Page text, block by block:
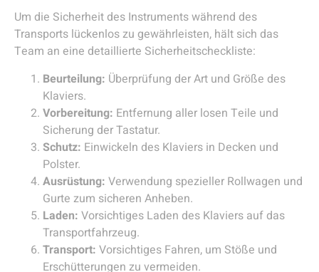
Um die Sicherheit des Instruments während des
Transports lückenlos zu gewährleisten, hält sich das
Team an eine detaillierte Sicherheitscheckliste:
Beurteilung: Überprüfung der Art und Größe des
Klaviers.
Vorbereitung: Entfernung aller losen Teile und
Sicherung der Tastatur.
Schutz: Einwickeln des Klaviers in Decken und
Polster.
Ausrüstung: Verwendung spezieller Rollwagen und
Gurte zum sicheren Anheben.
Laden: Vorsichtiges Laden des Klaviers auf das
Transportfahrzeug.
Transport: Vorsichtiges Fahren, um Stöße und
Erschütterungen zu vermeiden.